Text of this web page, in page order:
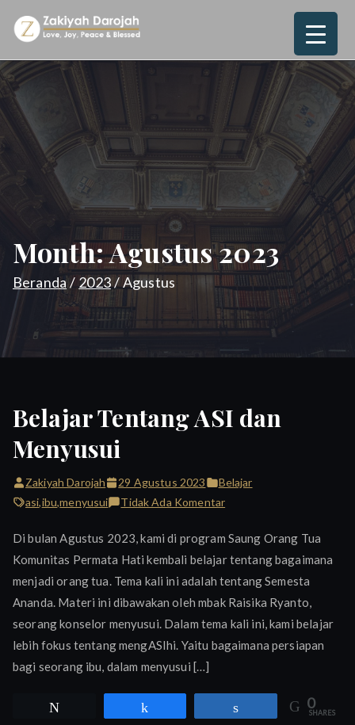
Zakiyah
Darojah
Month:Agustus 2023
Beranda 2023 Agustus
Belajar Tentang ASI dan
Menyusui
Zakiyah Darojah 29 Agustus 2023
Belajar
asi,ibu,menyusui Tidak Ada Komentarpada
Tentang
ASI
dan
Menyusui
Di bulan Agustus 2023, kami di program Saung Orang Tua
Komunitas Permata Hati kembali belajar tentang bagaimana
menjadi orang tua. Tema kali ini adalah tentang Semesta
Ananda. Materi ini dibawakan oleh mbak Raisika Ryanto,
seorang konselor menyusui. Dalam tema kali ini, kami belajar
lebih fokus tentang mengASIhi. Yaitu bagaimana persiapan
bagi seorang ibu, dalam menyusui […]
0
SHARES